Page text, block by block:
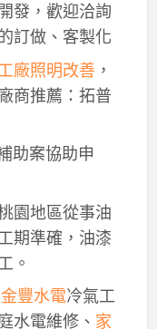
發，歡迎洽詢
訂做、客製化
廠照明改善，
商推薦：拓普
助案協助申
園地區從事油
期準確，油漆
。
金豐水電冷氣工
水電維修、 家